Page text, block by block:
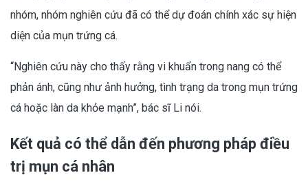
nhóm, nhóm nghiên cứu đã có thể dự đoán chính xác sự hiện
diện của mụn trứng cá.
“Nghiên cứu này cho thấy rằng vi khuẩn trong nang có thể
phản ánh, cũng như ảnh hưởng, tình trạng da trong mụn trứng
cá hoặc làn da khỏe mạnh”, bác sĩ Li nói.
Kết quả có thể dẫn đến phương pháp điều
trị mụn cá nhân